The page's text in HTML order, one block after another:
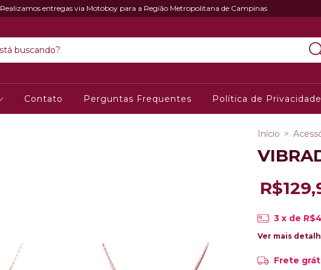
Realizamos entregas via Motoboy para a Região Metropolitana de Campinas
Contato Perguntas Frequentes Política de Privacidade
Início >
3 x de
Ver mais
Frete